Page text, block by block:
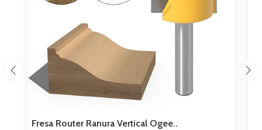
Fresa Router Ranura Vertical Ogee..